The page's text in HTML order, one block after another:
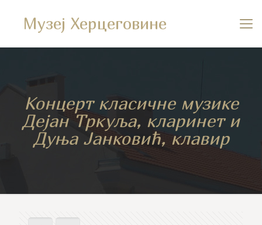
Музеј Херцеговине
Концерт класичне музике
Дејан Тркуља, кларинет и
Дуња Јанковић, клавир